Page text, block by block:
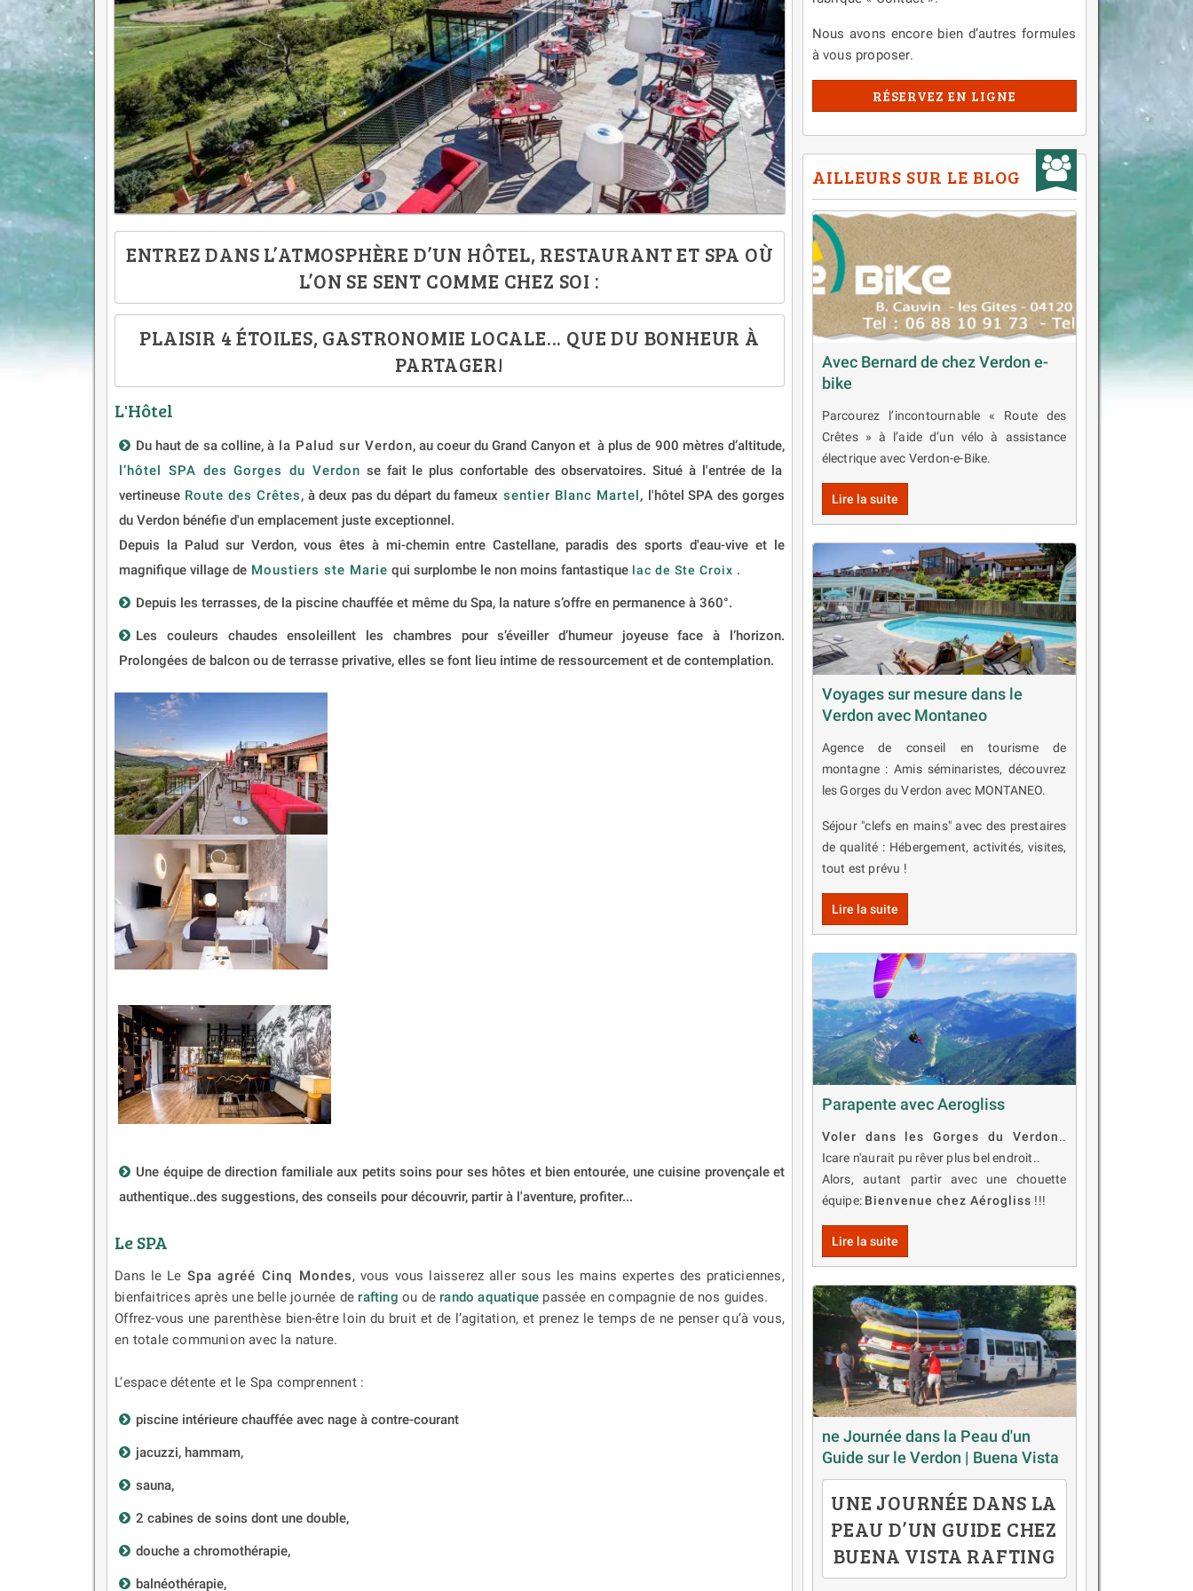
ENTREZ DANS L’ATMOSPHÈRE D’UN HÔTEL, RESTAURANT ET SPA OÙ
L’ON SE SENT COMME CHEZ SOI :
PLAISIR 4 ÉTOILES, GASTRONOMIE LOCALE... QUE DU BONHEUR À
PARTAGER!
L'Hôtel
Du haut de sa colline, à la Palud sur Verdon, au coeur du Grand Canyon et à plus de 900 mètres d’altitude,
l’hôtel SPA des Gorges du Verdon se fait le plus confortable des observatoires. Situé à l'entrée de la
vertineuse Route des Crêtes, à deux pas du départ du fameux sentier Blanc Martel, l'hôtel SPA des gorges
du Verdon bénéfie d'un emplacement juste exceptionnel.
Depuis la Palud sur Verdon, vous êtes à mi-chemin entre Castellane, paradis des sports d'eau-vive et le
magnifique village de Moustiers ste Marie qui surplombe le non moins fantastique lac de Ste Croix .
Depuis les terrasses, de la piscine chauffée et même du Spa, la nature s’offre en permanence à 360°.
Les couleurs chaudes ensoleillent les chambres pour s’éveiller d’humeur joyeuse face à l’horizon.
Prolongées de balcon ou de terrasse privative, elles se font lieu intime de ressourcement et de contemplation.
​Une équipe de direction familiale aux petits soins pour ses hôtes et bien entourée, une cuisine provençale et
authentique..des suggestions, des conseils pour découvrir, partir à l'aventure, profiter...
Le SPA
Dans le Le Spa agréé Cinq Mondes, vous vous laisserez aller sous les mains expertes des praticiennes,
bienfaitrices après une belle journée de rafting ou de rando aquatique passée en compagnie de nos guides.
Offrez-vous une parenthèse bien-être loin du bruit et de l’agitation, et prenez le temps de ne penser qu’à vous,
en totale communion avec la nature.
​L’espace détente et le Spa comprennent :
piscine intérieure chauffée avec nage à contre-courant
jacuzzi, hammam,
sauna,
2 cabines de soins dont une double,
douche a chromothérapie,
balnéothérapie,
Nous avons encore bien d’autres formules
à vous proposer.
RÉSERVEZ EN LIGNE
AILLEURS SUR LE BLOG
Avec Bernard de chez Verdon e-
bike
Parcourez l’incontournable « Route des
Crêtes » à l’aide d’un vélo à assistance
électrique avec Verdon-e-Bike.
Lire la suite
Voyages sur mesure dans le
Verdon avec Montaneo
Agence de conseil en tourisme de
montagne : Amis séminaristes, découvrez
les Gorges du Verdon avec MONTANEO.
Séjour "clefs en mains" avec des prestaires
de qualité : Hébergement, activités, visites,
tout est prévu !
Lire la suite
Parapente avec Aerogliss
Voler dans les Gorges du Verdon..
Icare n'aurait pu rêver plus bel endroit..
Alors, autant partir avec une chouette
équipe: Bienvenue chez Aérogliss !!!
Lire la suite
ne Journée dans la Peau d'un
Guide sur le Verdon | Buena Vista
UNE JOURNÉE DANS LA
PEAU D’UN GUIDE CHEZ
BUENA VISTA RAFTING